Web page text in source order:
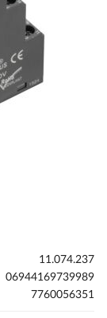
11.074.237
06944169739989
7760056351